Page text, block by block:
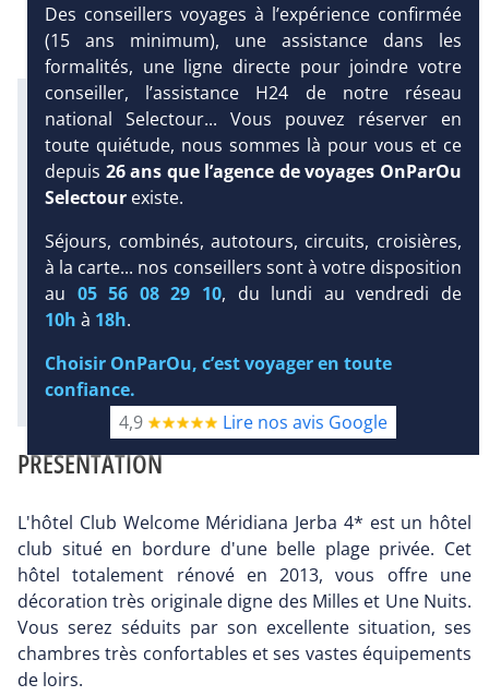
D’INFORMATIONS
DEVIS /
RÉSERVATION
Infos météo :
30 °C
20 mm
24 °C
Infos plages :
Dist.Distance:
< 100 m
Long.Longueur :
457
Tx :54 % Tx :75 %
Infos golfs :
Distance depuis l'hôtel : 4 km
Diaporama
PRÉSENTATION
L'hôtel Club Welcome Méridiana Jerba 4* est un hôtel
club situé en bordure d'une belle plage privée. Cet
hôtel totalement rénové en 2013, vous offre une
décoration très originale digne des Milles et Une Nuits.
Vous serez séduits par son excellente situation, ses
chambres très confortables et ses vastes équipements
de loirs.
Des conseillers voyages à l’expérience confirmée
(15 ans minimum), une assistance dans les
formalités, une ligne directe pour joindre votre
conseiller, l’assistance H24 de notre réseau
national Selectour... Vous pouvez réserver en
toute quiétude, nous sommes là pour vous et ce
depuis 26 ans que l’agence de voyages OnParOu
Selectour existe.
Séjours, combinés, autotours, circuits, croisières,
à la carte... nos conseillers sont à votre disposition
au 05 56 08 29 10, du lundi au vendredi de
10h à 18h.
Choisir OnParOu, c’est voyager en toute
confiance.
4,9
Lire nos avis Google